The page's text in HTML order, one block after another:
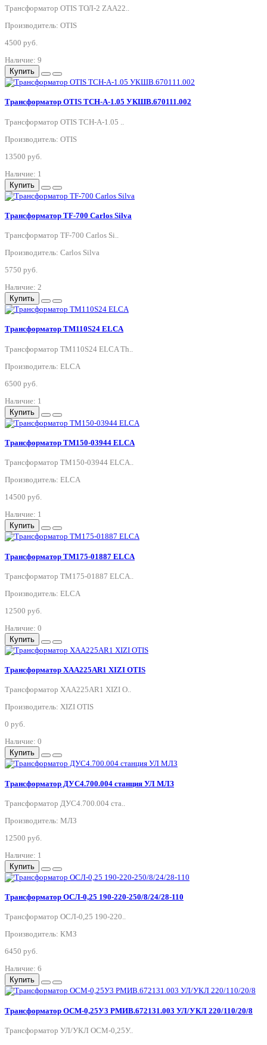
Трансформатор OTIS ТОЛ-2 ZAA22..
Производитель: OTIS
4500 руб.
Наличие: 9
Купить
Трансформатор OTIS ТСН-А-1.05 УКШВ.670111.002
Трансформатор OTIS ТСН-А-1.05 ..
Производитель: OTIS
13500 руб.
Наличие: 1
Купить
Трансформатор TF-700 Carlos Silva
Трансформатор TF-700 Carlos Si..
Производитель: Carlos Silva
5750 руб.
Наличие: 2
Купить
Трансформатор TM110S24 ELCA
Трансформатор TM110S24 ELCA Th..
Производитель: ELCA
6500 руб.
Наличие: 1
Купить
Трансформатор TM150-03944 ELCA
Трансформатор TM150-03944 ELCA..
Производитель: ELCA
14500 руб.
Наличие: 1
Купить
Трансформатор TM175-01887 ELCA
Трансформатор TM175-01887 ELCA..
Производитель: ELCA
12500 руб.
Наличие: 0
Купить
Трансформатор XAA225AR1 XIZI OTIS
Трансформатор XAA225AR1 XIZI O..
Производитель: XIZI OTIS
0 руб.
Наличие: 0
Купить
Трансформатор ДУС4.700.004 станция УЛ МЛЗ
Трансформатор ДУС4.700.004 ста..
Производитель: МЛЗ
12500 руб.
Наличие: 1
Купить
Трансформатор ОСЛ-0,25 190-220-250/8/24/28-110
Трансформатор ОСЛ-0,25 190-220..
Производитель: КМЗ
6450 руб.
Наличие: 6
Купить
Трансформатор ОСМ-0,25У3 РМИВ.672131.003 УЛ/УКЛ 220/110/20/8
Трансформатор УЛ/УКЛ ОСМ-0,25У..